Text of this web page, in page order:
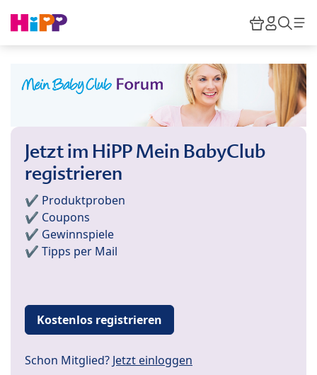
HiPP
Jetzt im HiPP Mein BabyClub
registrieren
✔️ Produktproben
✔️ Coupons
✔️ Gewinnspiele
✔️ Tipps per Mail
Kostenlos registrieren
Schon Mitglied? Jetzt einloggen